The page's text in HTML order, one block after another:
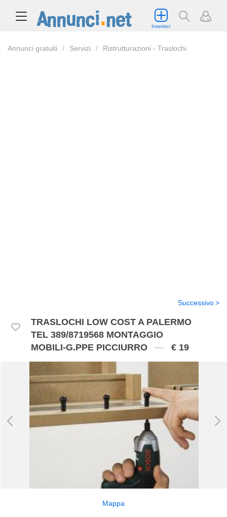
Inserisci
Annunci gratuiti Servizi Ristrutturazioni - Traslochi
TRASLOCHI LOW COST A PALERMO
TEL 389/8719568 MONTAGGIO
MOBILI-G.PPE PICCIURRO
€ 19
Successivo
Mappa